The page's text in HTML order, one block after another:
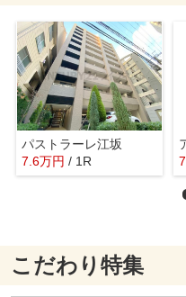
パストラーレ江坂
7.6万円 / 1R
こだわり特集